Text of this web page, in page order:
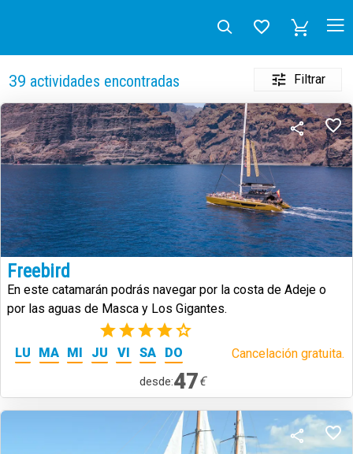
39 actividades encontradas Filtrar
Freebird
En este catamarán podrás navegar por la costa de Adeje o
por las aguas de Masca y Los Gigantes.
(13)
LU MA MI JU VI SA DO Cancelación gratuita.
desde:47€